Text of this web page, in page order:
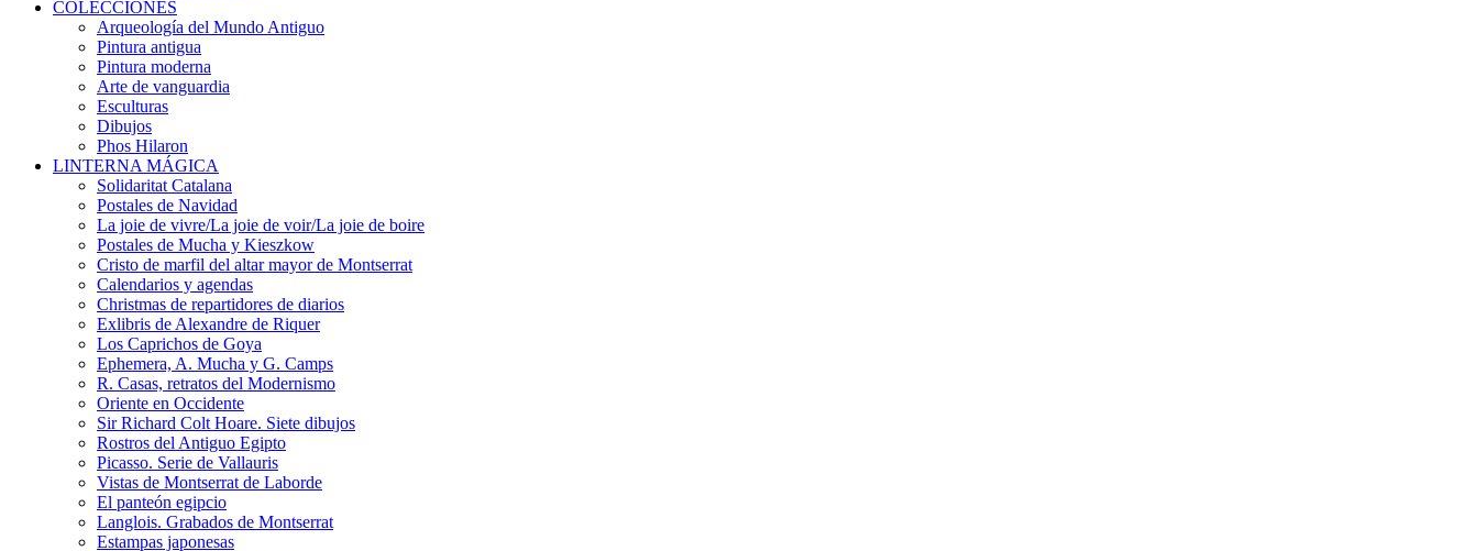
COLECCIONES
Arqueología del Mundo Antiguo
Pintura antigua
Pintura moderna
Arte de vanguardia
Esculturas
Dibujos
Phos Hilaron
LINTERNA MÁGICA
Solidaritat Catalana
Postales de Navidad
La joie de vivre/La joie de voir/La joie de boire
Postales de Mucha y Kieszkow
Cristo de marfil del altar mayor de Montserrat
Calendarios y agendas
Christmas de repartidores de diarios
Exlibris de Alexandre de Riquer
Los Caprichos de Goya
Ephemera, A. Mucha y G. Camps
R. Casas, retratos del Modernismo
Oriente en Occidente
Sir Richard Colt Hoare. Siete dibujos
Rostros del Antiguo Egipto
Picasso. Serie de Vallauris
Vistas de Montserrat de Laborde
El panteón egipcio
Langlois. Grabados de Montserrat
Estampas japonesas